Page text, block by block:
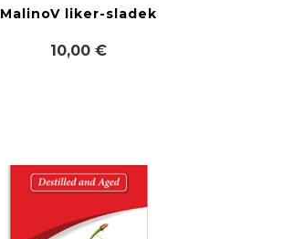
MalinoV liker-sladek
10,00 €